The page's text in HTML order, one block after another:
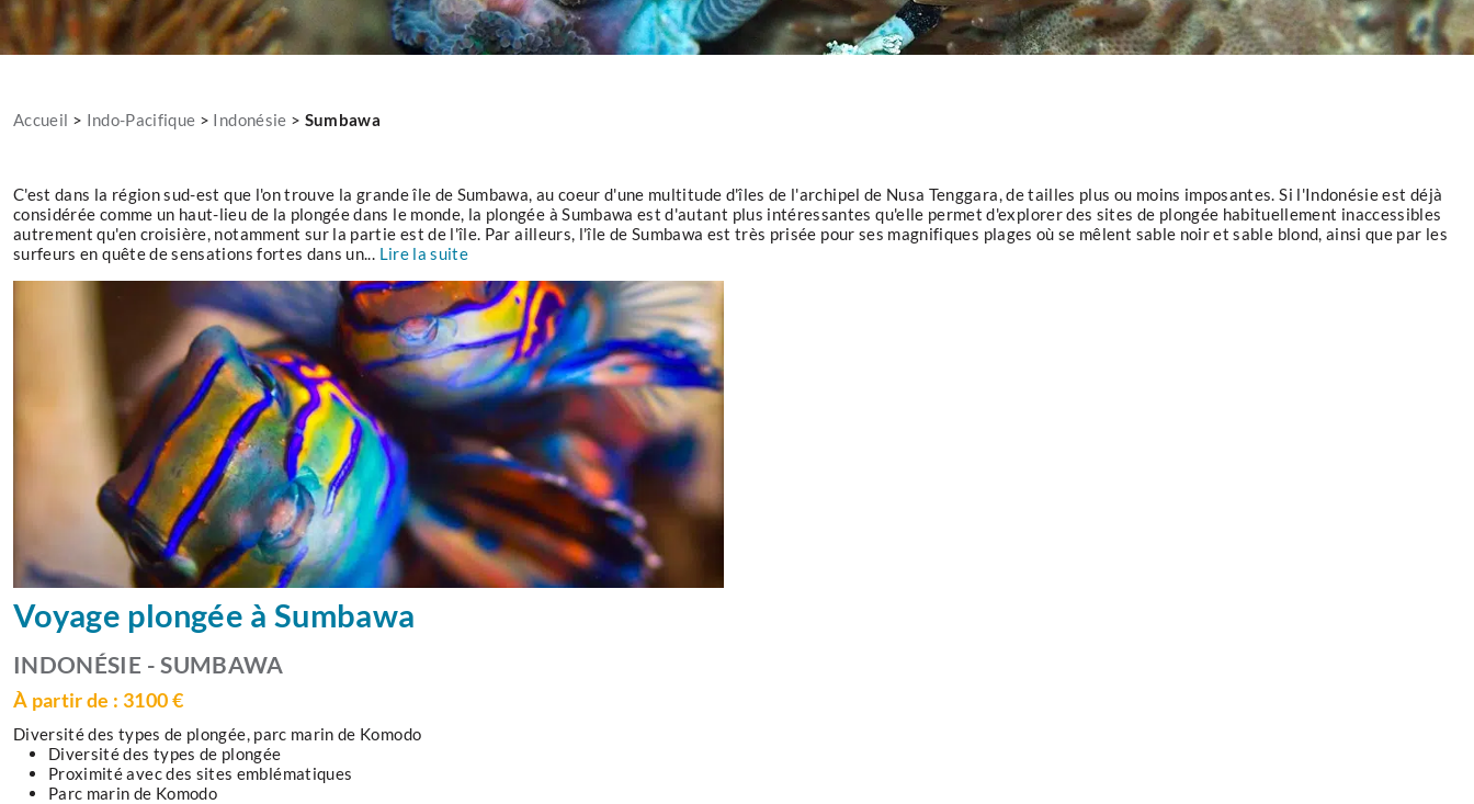
Accueil > Indo-Pacifique > Indonésie > Sumbawa
C'est dans la région sud-est que l'on trouve la grande île de Sumbawa, au coeur d'une multitude d'îles de l'archipel de Nusa Tenggara, de tailles plus ou moins imposantes. Si l'Indonésie est déjà
considérée comme un haut-lieu de la plongée dans le monde, la plongée à Sumbawa est d'autant plus intéressantes qu'elle permet d'explorer des sites de plongée habituellement inaccessibles
autrement qu'en croisière, notamment sur la partie est de l'île. Par ailleurs, l'île de Sumbawa est très prisée pour ses magnifiques plages où se mêlent sable noir et sable blond, ainsi que par les
surfeurs en quête de sensations fortes dans un... Lire la suite
Voyage plongée à Sumbawa
INDONÉSIE - SUMBAWA
À partir de : 3100 €
Diversité des types de plongée, parc marin de Komodo
Diversité des types de plongée
Proximité avec des sites emblématiques
Parc marin de Komodo